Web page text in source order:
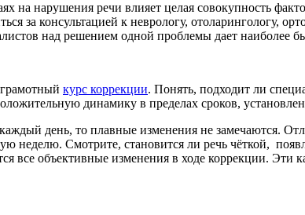
нарушения речи влияет целая совокупность
за консультацией к неврологу, отоларингологу,
над решением одной проблемы дает наиболее
курс коррекции. Понять, подходит ли
динамику в пределах сроков,
день, то плавные изменения не замечаются.
неделю. Смотрите, становится ли речь чёткой,
все объективные изменения в ходе коррекции. Эти